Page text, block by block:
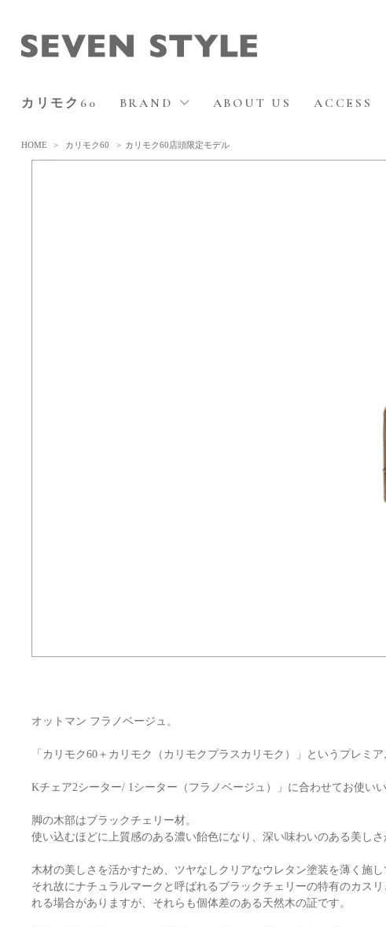
カリモク60 BRAND ABOUT US ACCESS
HOME > カリモク60 > カリモク60店頭限定モデル
オットマン フラノベージュ。
「カリモク60＋カリモク（カリモクプラスカリモク）」というプレミ
Kチェア2シーター/ 1シーター（フラノベージュ）」に合わせてお使い
脚の木部はブラックチェリー材。
使い込むほどに上質感のある濃い飴色になり、深い味わいのある美しさ
木材の美しさを活かすため、ツヤなしクリアなウレタン塗装を薄く施し
それ故にナチュラルマークと呼ばれるブラックチェリーの特有のカス
れる場合がありますが、それらも個体差のある天然木の証です。